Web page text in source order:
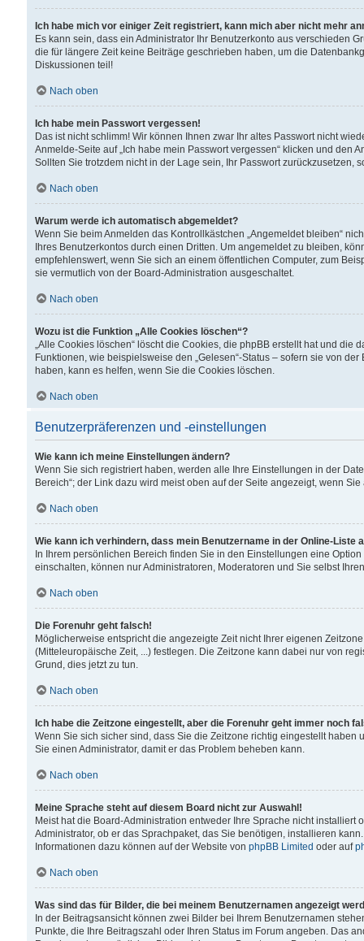
Ich habe mich vor einiger Zeit registriert, kann mich aber nicht mehr
Es kann sein, dass ein Administrator Ihr Benutzerkonto aus verschieden
die für längere Zeit keine Beiträge geschrieben haben, um die
Diskussionen teil!
Nach oben
Ich habe mein Passwort vergessen!
Das ist nicht schlimm! Wir können Ihnen zwar Ihr altes Passwort nicht
Anmelde-Seite auf „Ich habe mein Passwort vergessen“ klicken und
Sollten Sie trotzdem nicht in der Lage sein, Ihr Passwort zurückzusetzen,
Nach oben
Warum werde ich automatisch abgemeldet?
Wenn Sie beim Anmelden das Kontrollkästchen „Angemeldet bleiben“
Ihres Benutzerkontos durch einen Dritten. Um angemeldet zu bleiben,
empfehlenswert, wenn Sie sich an einem öffentlichen Computer, zum
sie vermutlich von der Board-Administration ausgeschaltet.
Nach oben
Wozu ist die Funktion „Alle Cookies löschen“?
„Alle Cookies löschen“ löscht die Cookies, die phpBB erstellt hat und
Funktionen, wie beispielsweise den „Gelesen“-Status – sofern sie von
haben, kann es helfen, wenn Sie die Cookies löschen.
Nach oben
Benutzerpräferenzen und -einstellungen
Wie kann ich meine Einstellungen ändern?
Wenn Sie sich registriert haben, werden alle Ihre Einstellungen in der
Bereich“; der Link dazu wird meist oben auf der Seite angezeigt, wenn
Nach oben
Wie kann ich verhindern, dass mein Benutzername in der Online-Liste
In Ihrem persönlichen Bereich finden Sie in den Einstellungen eine
einschalten, können nur Administratoren, Moderatoren und Sie selbst
Nach oben
Die Forenuhr geht falsch!
Möglicherweise entspricht die angezeigte Zeit nicht Ihrer eigenen
(Mitteleuropäische Zeit, ...) festlegen. Die Zeitzone kann dabei nur von
Grund, dies jetzt zu tun.
Nach oben
Ich habe die Zeitzone eingestellt, aber die Forenuhr geht immer noch
Wenn Sie sich sicher sind, dass Sie die Zeitzone richtig eingestellt
Sie einen Administrator, damit er das Problem beheben kann.
Nach oben
Meine Sprache steht auf diesem Board nicht zur Auswahl!
Meist hat die Board-Administration entweder Ihre Sprache nicht
Administrator, ob er das Sprachpaket, das Sie benötigen, installieren
Informationen dazu können auf der Website von phpBB Limited oder auf
Nach oben
Was sind das für Bilder, die bei meinem Benutzernamen angezeigt
In der Beitragsansicht können zwei Bilder bei Ihrem Benutzernamen
Punkte, die Ihre Beitragszahl oder Ihren Status im Forum angeben. Das